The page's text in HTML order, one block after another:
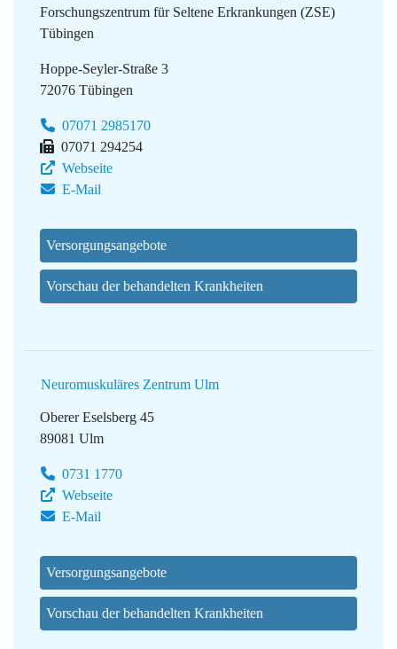
Forschungszentrum für Seltene Erkrankungen (ZSE)
Tübingen
Hoppe-Seyler-Straße 3
72076 Tübingen
07071 2985170
07071 294254
Webseite
E-Mail
Versorgungsangebote
Vorschau der behandelten Krankheiten
Neuromuskuläres Zentrum Ulm
Oberer Eselsberg 45
89081 Ulm
0731 1770
Webseite
E-Mail
Versorgungsangebote
Vorschau der behandelten Krankheiten